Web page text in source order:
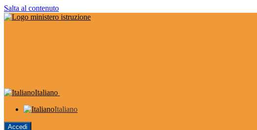
Salta al contenuto
Italiano
Italiano
Accedi